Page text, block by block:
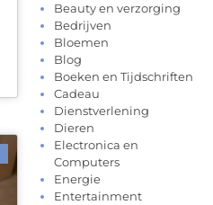
Beauty en verzorging
Bedrijven
Bloemen
Blog
Boeken en Tijdschriften
Cadeau
Dienstverlening
Dieren
Electronica en
Computers
Energie
Entertainment